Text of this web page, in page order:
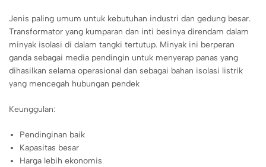
Jenis paling umum untuk kebutuhan industri dan gedung besar.
Transformator yang kumparan dan inti besinya direndam dalam
minyak isolasi di dalam tangki tertutup. Minyak ini berperan
ganda sebagai media pendingin untuk menyerap panas yang
dihasilkan selama operasional dan sebagai bahan isolasi listrik
yang mencegah hubungan pendek
Keunggulan:
Pendinginan baik
Kapasitas besar
Harga lebih ekonomis